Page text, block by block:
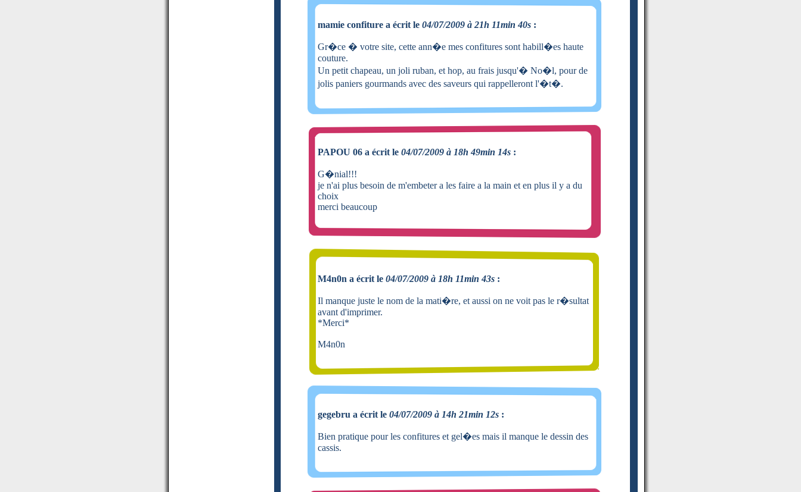
mamie confiture a écrit le 04/07/2009 à 21h 11min 40s :
Gr�ce � votre site, cette ann�e mes confitures sont habill�es haute
couture.
Un petit chapeau, un joli ruban, et hop, au frais jusqu'� No�l, pour de
jolis paniers gourmands avec des saveurs qui rappelleront l'�t�.
PAPOU 06 a écrit le 04/07/2009 à 18h 49min 14s :
G�nial!!!
je n'ai plus besoin de m'embeter a les faire a la main et en plus il y a du
choix
merci beaucoup
M4n0n a écrit le 04/07/2009 à 18h 11min 43s :
Il manque juste le nom de la mati�re, et aussi on ne voit pas le r�sultat
avant d'imprimer.
*Merci*
M4n0n
gegebru a écrit le 04/07/2009 à 14h 21min 12s :
Bien pratique pour les confitures et gel�es mais il manque le dessin des
cassis.